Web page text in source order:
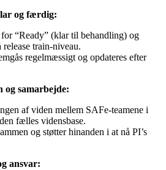
og færdig:
“Ready” (klar til behandling) og
train-niveau.
regelmæssigt og opdateres efter
og samarbejde:
af viden mellem SAFe-teamene i
fælles vidensbase.
og støtter hinanden i at nå PI’s
ansvar: